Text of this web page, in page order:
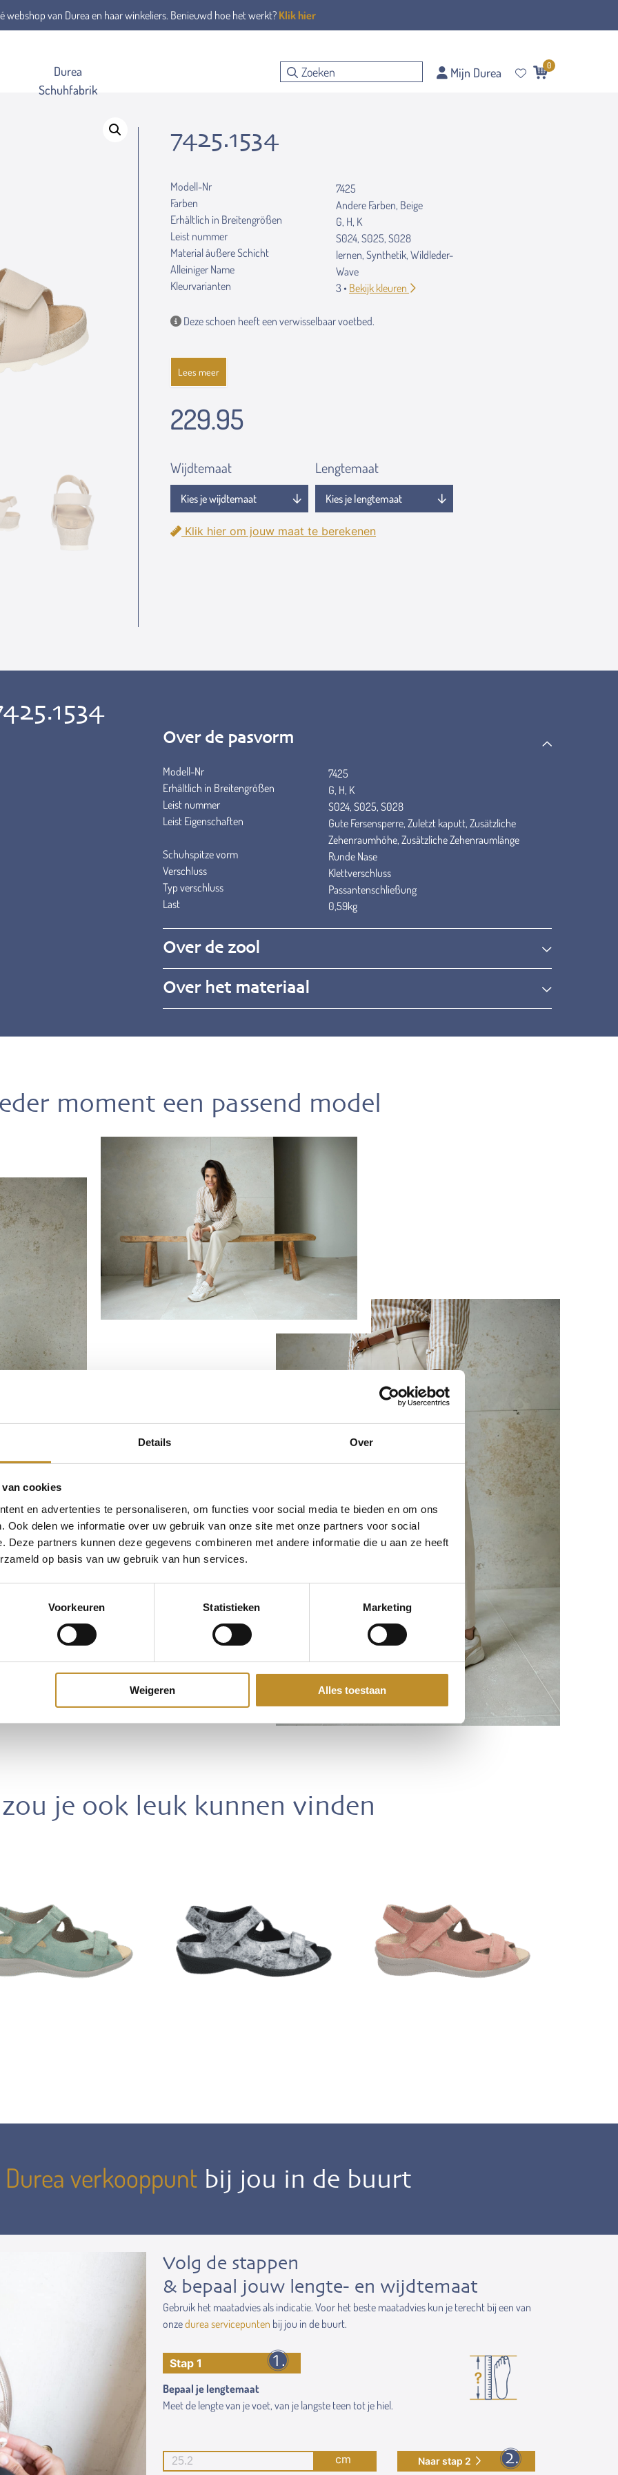
Details Over
cookies
en advertenties te personaliseren, om functies voor social media te bieden en om ons
Ook delen we informatie over uw gebruik van onze site met onze partners voor social
Deze partners kunnen deze gegevens combineren met andere informatie die u aan ze heeft
op basis van uw gebruik van hun services.
Voorkeuren Statistieken Marketing
Weigeren Alles toestaan
webshop van Durea en haar winkeliers. Benieuwd hoe het werkt? Klik hier
Durea
Schuhfabrik
Mijn Durea 0
7425.1534
Modell-Nr
7425
Farben
Andere Farben, Beige
Erhältlich in Breitengrößen
G, H, K
Leist nummer
S024, S025, S028
Material äußere Schicht
lernen, Synthetik, Wildleder-
Alleiniger Name
Wave
Kleurvarianten
3 • Bekijk kleuren
Deze schoen heeft een verwisselbaar voetbed.
Lees meer
229.95
Wijdtemaat Lengtemaat
Klik hier om jouw maat te berekenen
Over de pasvorm
Modell-Nr
7425
Erhältlich in Breitengrößen
G, H, K
Leist nummer
S024, S025, S028
Leist Eigenschaften
Gute Fersensperre, Zuletzt kaputt, Zusätzliche
Zehenraumhöhe, Zusätzliche Zehenraumlänge
Schuhspitze vorm
Runde Nase
Verschluss
Klettverschluss
Typ verschluss
Passantenschließung
Last
0,59kg
Over de zool
Over het materiaal
moment een passend model
je ook leuk kunnen vinden
Durea verkooppunt bij jou in de buurt
Volg de stappen
& bepaal jouw lengte- en wijdtemaat
Gebruik het maatadvies als indicatie. Voor het beste maatadvies kun je terecht bij een van
onzedurea servicepunten bij jou in de buurt.
Stap 1
Bepaal je lengtemaat
Meet de lengte van je voet, van je langste teen tot je hiel.
cm Naar stap 2